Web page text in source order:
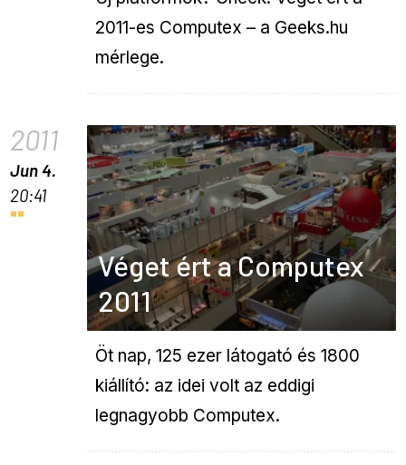
2011-es Computex – a Geeks.hu
mérlege.
2011
Jun 4.
20:41
Véget ért a Computex
2011
Öt nap, 125 ezer látogató és 1800
kiállító: az idei volt az eddigi
legnagyobb Computex.